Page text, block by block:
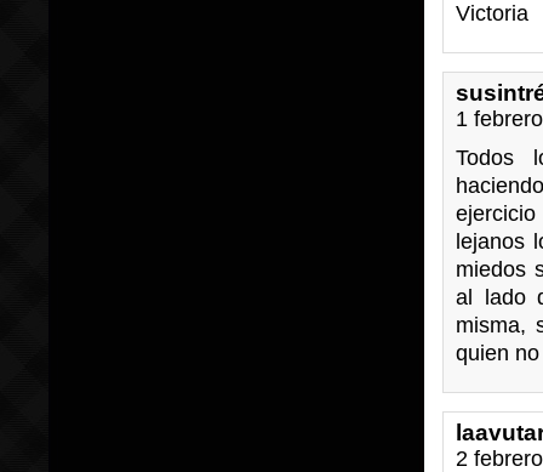
Victoria
1
Todos
lejanos
miedos
al lado
misma,
quien
2